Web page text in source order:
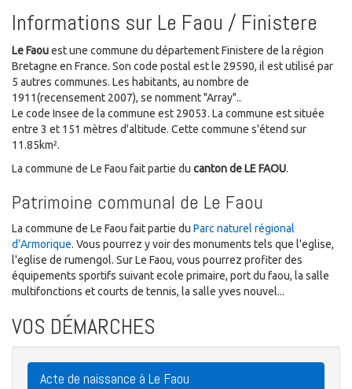
Informations sur Le Faou / Finistere
Le Faouest une commune du département Finistere de la région
Bretagne en France. Son code postal est le 29590, il est utilisé par
5 autres communes. Les habitants, au nombre de
1911(recensement 2007), se nomment "Array"..
Le code Insee de la commune est 29053. La commune est située
entre 3 et 151 mètres d'altitude. Cette commune s'étend sur
11.85km².
La commune de Le Faou fait partie du canton de LE FAOU.
Patrimoine communal de Le Faou
La commune de Le Faou fait partie du Parc naturel régional
d’Armorique. Vous pourrez y voir des monuments tels que l'eglise,
l'eglise de rumengol. Sur Le Faou, vous pourrez profiter des
équipements sportifs suivant ecole primaire, port du faou, la salle
multifonctions et courts de tennis, la salle yves nouvel...
VOS DÉMARCHES
Acte de naissance à Le Faou